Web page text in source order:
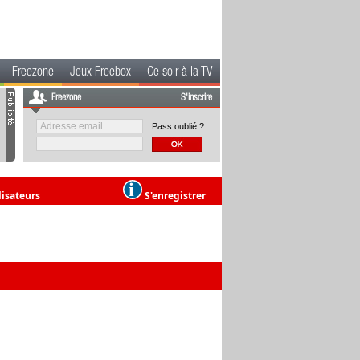
Freezone Jeux Freebox Ce soir à la TV
Freezone S'inscrire
Pass oublié ?
S'enregistrer